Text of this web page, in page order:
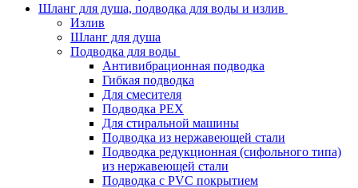
Шланг для душа, подводка для воды и излив
Излив
Шланг для душа
Подводка для воды
Антивибрационная подводка
Гибкая подводка
Для смесителя
Подводка PEX
Для стиральной машины
Подводка из нержавеющей стали
Подводка редукционная (сифольного типа)
из нержавеющей стали
Подводка с PVC покрытием